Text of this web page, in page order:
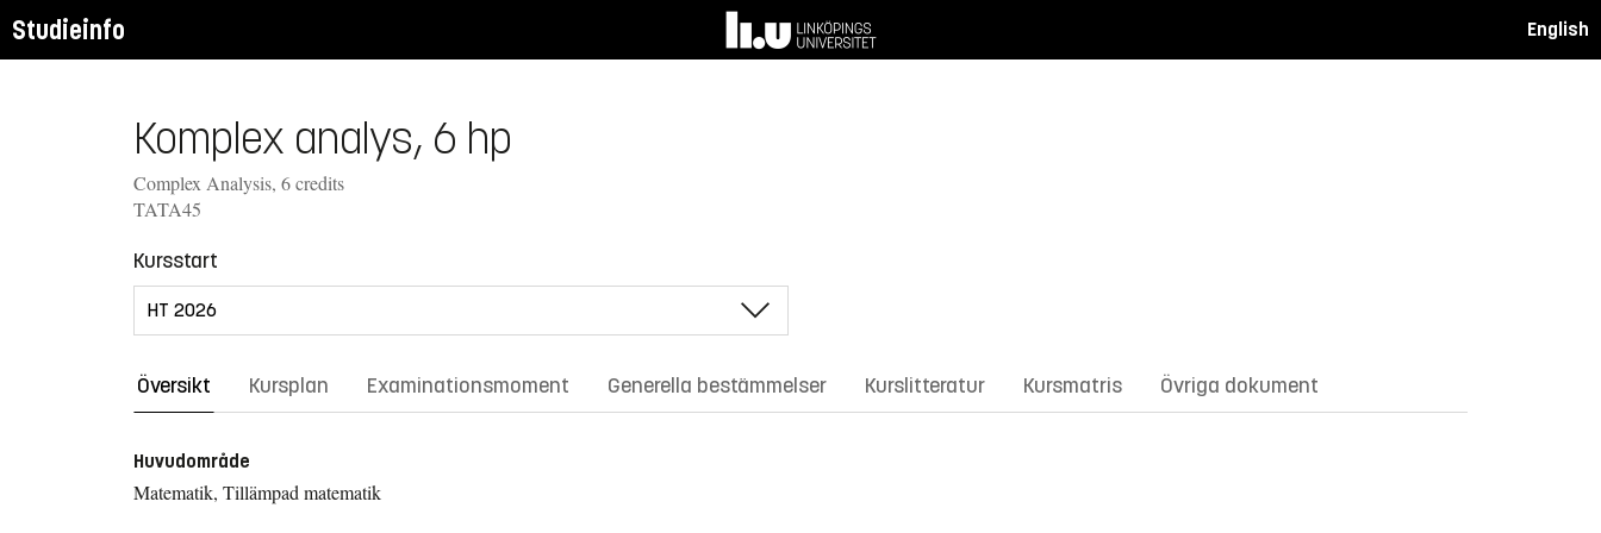
Studieinfo English
Komplex analys, 6 hp
Complex Analysis, 6 credits
TATA45
Kursstart
Översikt Kursplan Examinationsmoment Generella bestämmelser Kurslitteratur Kursmatris Övriga dokument
Huvudområde
Matematik, Tillämpad matematik